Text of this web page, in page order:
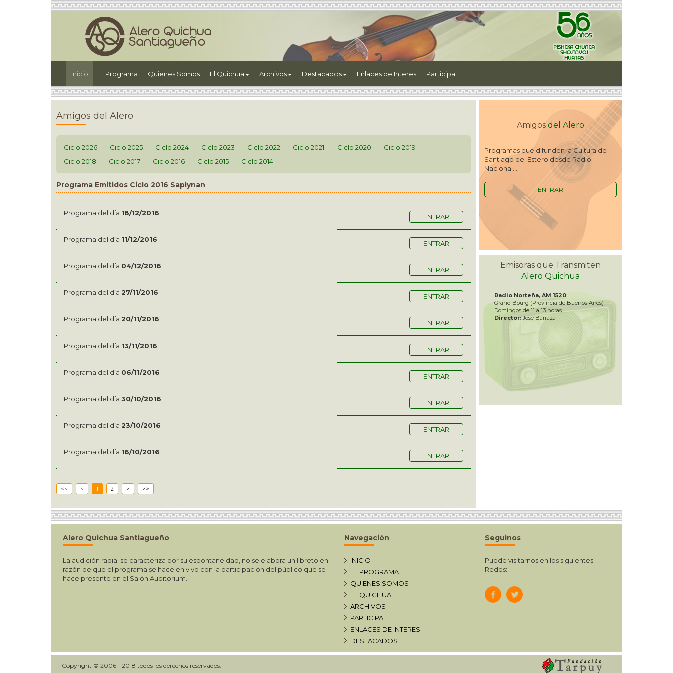
Inicio (current)
El Programa Quienes Somos El Quichua Archivos Destacados Enlaces de Interes Participa
Amigos del Alero
Ciclo 2026 Ciclo 2025 Ciclo 2024 Ciclo 2023 Ciclo 2022 Ciclo 2021 Ciclo 2020
Ciclo 2019
Ciclo 2018
Ciclo 2017 Ciclo 2016 Ciclo 2015 Ciclo 2014
Programa Emitidos Ciclo 2016 Sapiynan
Programa del día 18/12/2016 ENTRAR
Programa del día 11/12/2016 ENTRAR
Programa del día 04/12/2016 ENTRAR
Programa del día 27/11/2016 ENTRAR
Programa del día 20/11/2016 ENTRAR
Programa del día 13/11/2016 ENTRAR
Programa del día 06/11/2016 ENTRAR
Programa del día 30/10/2016 ENTRAR
Programa del día 23/10/2016 ENTRAR
Programa del día 16/10/2016 ENTRAR
<< < 1 2 > >>
Amigos del Alero
Programas que difunden la Cultura de
Santiago del Estero desde Radio
Nacional...
ENTRAR
Emisoras que Transmiten
Alero Quichua
Radio Norteña, AM 1520
Grand Bourg (Provincia de Buenos Aires)
Domingos de 11 a 13 horas
Director:José Barraza
Alero Quichua Santiagueño
La audición radial se caracteriza por su espontaneidad, no se elabora un libreto en
razón de que el programa se hace en vivo con la participación del público que se
hace presente en el Salón Auditorium.
Navegación
INICIO
EL PROGRAMA
QUIENES SOMOS
EL QUICHUA
ARCHIVOS
PARTICIPA
ENLACES DE INTERES
DESTACADOS
Seguinos
Puede visitarnos en los siguientes
Redes:
Copyright © 2006 - 2018 todos los derechos reservados.